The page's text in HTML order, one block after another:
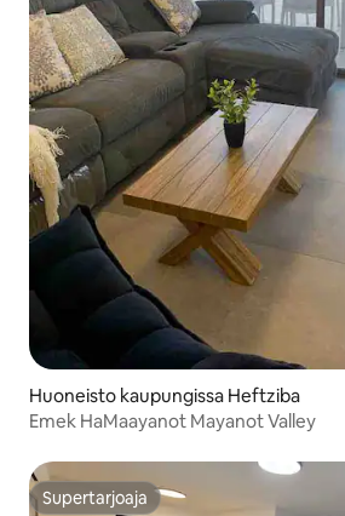
Huoneisto kaupungissa Heftziba
Emek HaMaayanot Mayanot Valley
Supertarjoaja
Supertarjoaja